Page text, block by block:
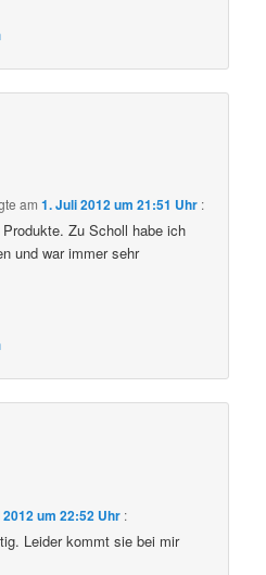
am1. Juli 2012 um 21:51 Uhr :
Zu Scholl habe ich
und war immer sehr
um 22:52 Uhr :
Leider kommt sie bei mir